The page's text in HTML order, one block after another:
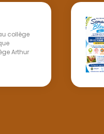
collège
Arthur